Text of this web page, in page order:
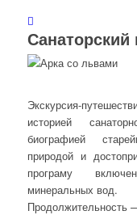
Санаторский
Экскурсия-
историей
биографией
природой и
програму
минеральных вод.
Продолжительность